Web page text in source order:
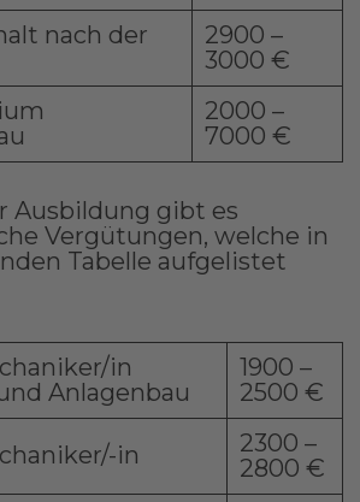
nach der
2900 –
3000 €
2000 –
7000 €
Ausbildung gibt es
Vergütungen, welche in
Tabelle aufgelistet
in
Anlagenbau
1900 –
2500 €
in
2300 –
2800 €